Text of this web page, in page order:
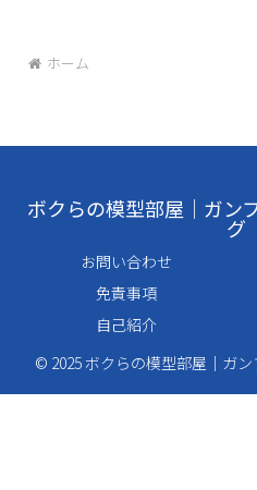
ホーム
ボクらの模型部屋｜ガン
グ
お問い合わせ
免責事項
自己紹介
© 2025 ボクらの模型部屋｜ガ